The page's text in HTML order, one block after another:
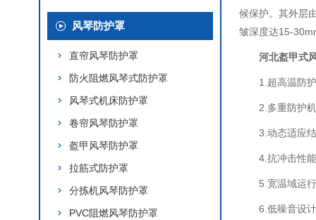
风琴防护罩
直帘风琴防护罩
防火阻燃风琴式防护罩
风琴式机床防护罩
卷帘风琴防护罩
盔甲风琴防护罩
拉筋式防护罩
分拣机风琴防护罩
PVC阻燃风琴防护罩
候保护。其外层
皱深度达15-
河北盔甲式
1.超高温防
2.多重防护
3.动态适应
4.抗冲击性
5.宽温域运
6.低噪音设